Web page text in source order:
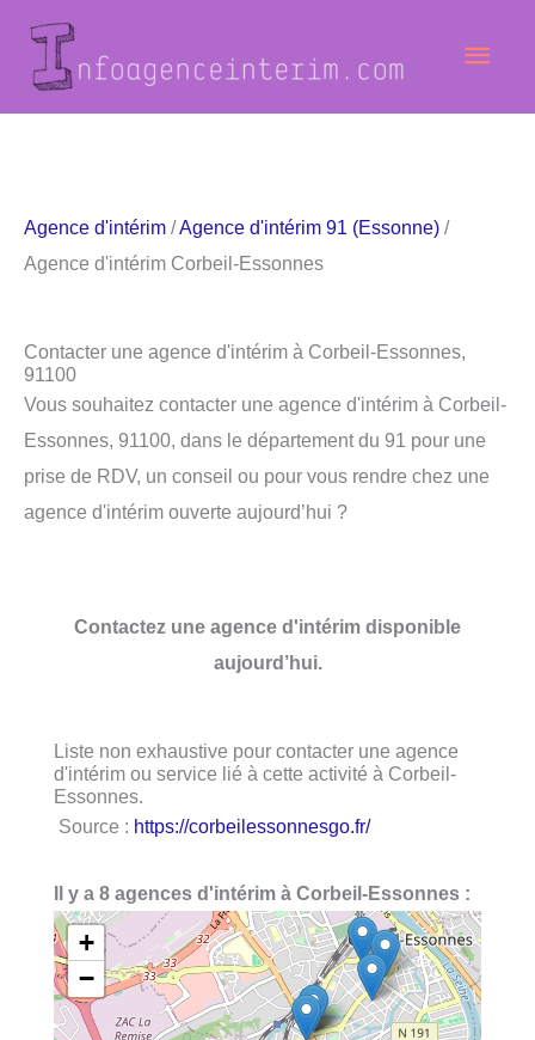
contenu
Agence d'intérim /Agence d'intérim 91 (Essonne) /
Agence d'intérim Corbeil-Essonnes
Contacter une agence d'intérim à Corbeil-Essonnes,
91100
Vous souhaitez contacter une agence d'intérim à Corbeil-
Essonnes, 91100, dans le département du 91 pour une
prise de RDV, un conseil ou pour vous rendre chez une
agence d'intérim ouverte aujourd’hui ?
Contactez une agence d'intérim disponible
aujourd’hui.
Liste non exhaustive pour contacter une agence
d'intérim ou service lié à cette activité à Corbeil-
Essonnes.
Source : https://corbeilessonnesgo.fr/
Il y a 8 agences d'intérim à Corbeil-Essonnes :
+
−